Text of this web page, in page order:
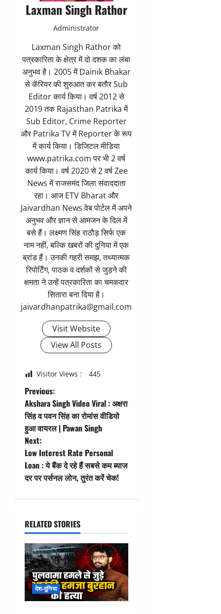
Laxman Singh Rathor
Administrator
Laxman Singh Rathor को
पत्रकारिता के क्षेत्र में दो दशक का लंबा
अनुभव है। 2005 में Dainik Bhakar
से कॅरियर की शुरुआत कर बतौर Sub
Editor कार्य किया। वर्ष 2012 से
2019 तक Rajasthan Patrika में
Sub Editor, Crime Reporter
और Patrika TV में Reporter के रूप
में कार्य किया। डिजिटल मीडिया
www.patrika.com पर भी 2 वर्ष
कार्य किया। वर्ष 2020 से 2 वर्ष Zee
News में राजसमंद जिला संवाददाता
रहा। आज ETV Bharat और
Jaivardhan News वेब पोर्टल में अपने
अनुभव और ज्ञान से आमजन के दिल में
बसे हैं। लक्ष्मण सिंह राठौड़ सिर्फ एक
नाम नहीं, बल्कि खबरों की दुनिया में एक
ब्रांड हैं। उनकी गहरी समझ, तथ्यात्मक
रिपोर्टिंग, पाठक व दर्शकों से जुड़ने की
क्षमता ने उन्हें पत्रकारिता का चमकदार
सितारा बना दिया है।
jaivardhanpatrika@gmail.com
Visit Website
View All Posts
Visitor Views : 445
P
o
s
t
n
v
i
g
a
t
Previous:
Akshara Singh Video Viral : अक्षरा
सिंह व पवन सिंह का रोमांस वीडियो
हुआ वायरल | Pawan Singh
Next:
Low Interest Rate Personal
Loan : ये बैंक दे रहे हैं सबसे कम ब्याज
दर पर पर्सनल लोन, तुरंत करें चेक!
RELATED STORIES
देश-दुनिया